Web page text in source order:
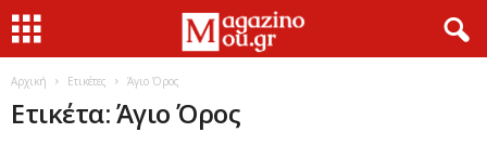
Αρχική Ετικέτες Άγιο Όρος
Ετικέτα: Άγιο Όρος